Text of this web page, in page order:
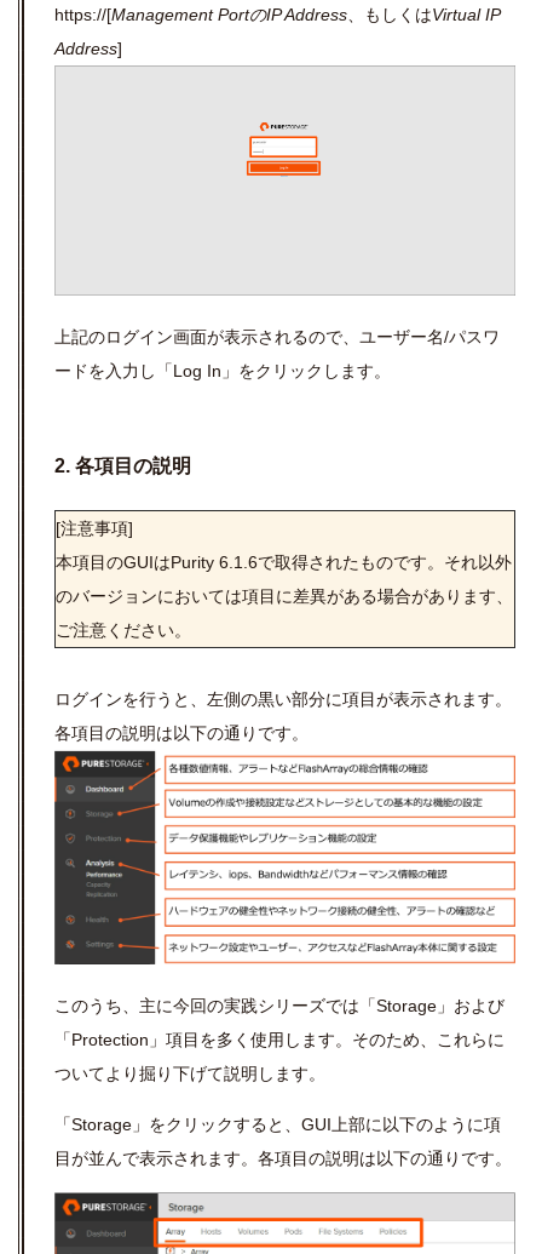
https://[Management PortのIP Address 、もしくはVirtual IP
Address]
上記のログイン画面が表示されるので、ユーザー名/パスワ
ードを入力し「Log In」をクリックします。
2. 各項目の説明
[注意事項]
本項目のGUIはPurity 6.1.6で取得されたものです。それ以外
のバージョンにおいては項目に差異がある場合があります、
ご注意ください。
ログインを行うと、左側の黒い部分に項目が表示されます。
各項目の説明は以下の通りです。
このうち、主に今回の実践シリーズでは「Storage」および
「Protection」項目を多く使用します。そのため、これらに
ついてより掘り下げて説明します。
「Storage」をクリックすると、GUI上部に以下のように項
目が並んで表示されます。各項目の説明は以下の通りです。